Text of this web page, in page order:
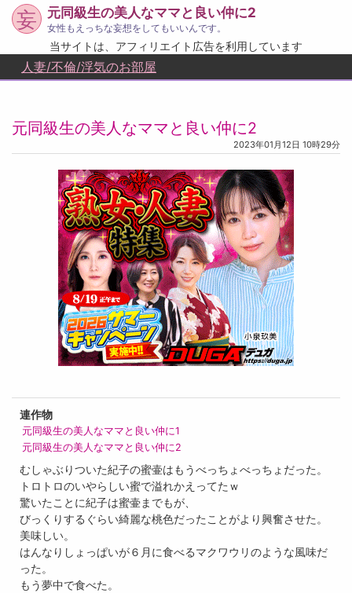
妄 元同級生の美人なママと良い仲に2
女性もえっちな妄想をしてもいいんです。
当サイトは、アフィリエイト広告を利用しています
人妻/不倫/浮気のお部屋
元同級生の美人なママと良い仲に2
2023年01月12日 10時29分
連作物
元同級生の美人なママと良い仲に1
元同級生の美人なママと良い仲に2
むしゃぶりついた紀子の蜜壷はもうべっちょべっちょだった。
トロトロのいやらしい蜜で溢れかえってたｗ
驚いたことに紀子は蜜壷までもが、
びっくりするぐらい綺麗な桃色だったことがより興奮させた。
美味しい。
はんなりしょっぱいが６月に食べるマクワウリのような風味だ
った。
もう夢中で食べた。